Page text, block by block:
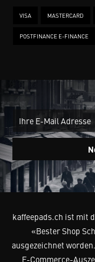
VISA MASTERCARD
POSTFINANCE E-FINANCE
kaffeepads.ch ist mit
«Bester Shop
ausgezeichnet
E-Commerce-